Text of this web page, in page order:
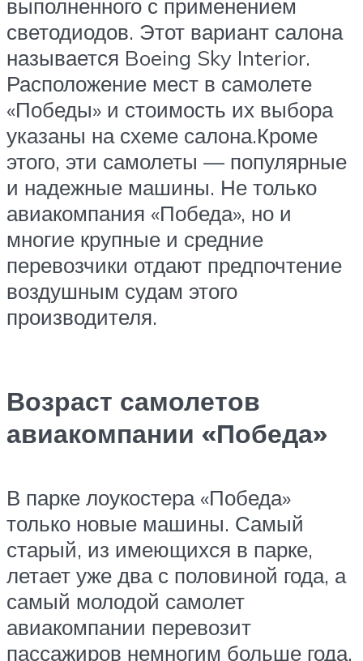
выполненного с применением
светодиодов. Этот вариант салона
называется Boeing Sky Interior.
Расположение мест в самолете
«Победы» и стоимость их выбора
указаны на схеме салона.Кроме
этого, эти самолеты — популярные
и надежные машины. Не только
авиакомпания «Победа», но и
многие крупные и средние
перевозчики отдают предпочтение
воздушным судам этого
производителя.
Возраст самолетов
авиакомпании «Победа»
В парке лоукостера «Победа»
только новые машины. Самый
старый, из имеющихся в парке,
летает уже два с половиной года, а
самый молодой самолет
авиакомпании перевозит
пассажиров немногим больше года.